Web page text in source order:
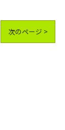
次のページ >